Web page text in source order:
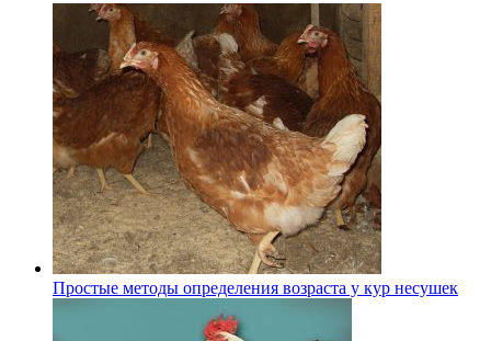
Простые методы определения возраста у кур несушек